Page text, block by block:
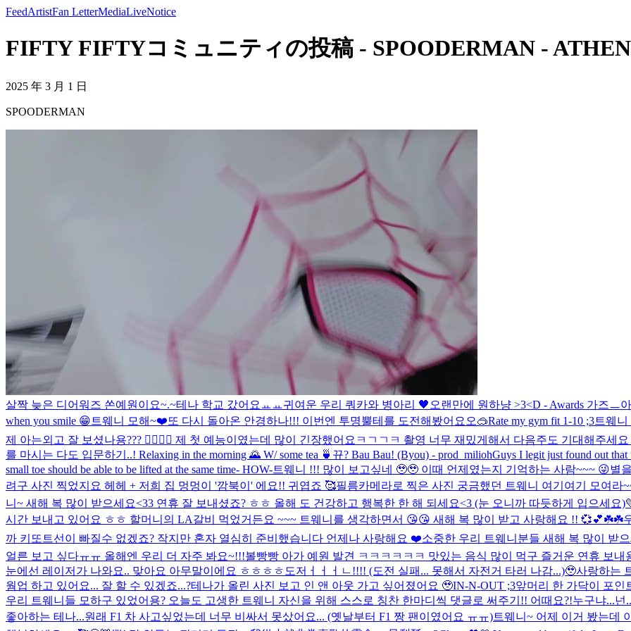
FeedArtistFan LetterMediaLiveNotice
FIFTY FIFTYコミュニティの投稿 - SPOODERMAN -
2025 年 3 月 1 日
SPOODERMAN
살짝 늦은 디어워즈 쏜예원이요~.~테나 학교 갔어요ㅛㅛ귀여운 우리 쿼카와 병아리 🖤 오랜만에 원하냥 >3<D - Awards 가즈ㅡ
when you smile 😁 트웨니 모해~❤️또 다시 돌아온 안경하나!!! 이번엔 투명뿔테를 도전해봤어요오🥽Rate my gym fit 1-10 ;3트웨
제 아는외고 잘 보셨나용??? 🤸‍♀️🤸‍♀️ 제 첫 예능이였는데 많이 긴장했어요ㅋㄱㄱㅋ 촬영 너무 재밌게해서 다음주도 기대해주세
를 마시는 다도 입문하기..! Relaxing in the morning 🌄 W/ some tea 🍵 뀨? Bau Bau! (Byou) - prod_miliohGuys I legit just found out
small toe should be able to be lifted at the same time- HOW-트웨니 !!! 많이 보고싶네 🥹🥹 이때 언제였는지 기억하는 사람~~~ 😜별
려구 사진 찍었지요 헤헤 + 저희 집 멍멍이 '깜북이' 에요!! 귀엽죠 🥰필름카메라로 찍은 사진 궁금했던 트웨니 여기여기 모여라
니~ 새해 복 많이 받으세요<33 연휴 잘 보내셨죠? ㅎㅎ 올해 도 건강하고 행복한 한 해 되세요<3 (눈 오니까 따듯하게 입으세요)
시간 보내고 있어요 ㅎㅎ 할머니의 LA갈비 먹었거든요 ~~~ 트웨니를 생각하면서 😘😘 새해 복 많이 받고 사랑해요 !! 💞💕☘️☘️
까 키또트선이 빠질수 없겠죠? 작지만 혼자 열심히 준비했습니다 언제나 사랑해요 ❤️소중한 우리 트웨니분들 새해 복 많이 받
얼른 보고 싶다ㅠㅠ 올해엔 우리 더 자주 봐요~!!!볼빵빵 아가 예원 발견 ㅋㅋㅋㅋㅋㅋ 맛있는 음식 많이 먹구 즐거운 연휴 보
눈에선 레이저가 나와요.. 맞아요 아무말이에요 ㅎㅎㅎㅎ 도저ㅓㅓㅓㄴ!!!! (도전 실패... 못해서 자전거 타러 나감...)🥹사랑하는
웜업 하고 있어요... 잘 할 수 있겠죠...?테나가 올린 사진 보고 인 앤 아웃 가고 싶어졌어요 🥹IN-N-OUT ;3앞머리 한 가닥이 포인
우리 트웨니들 모하구 있었어용? 오늘도 고생한 트웨니 자신을 위해 스스로 칭찬 한마디씩 댓글로 써주기!! 어때요?!누구냐...넌
좋아하는 테나...원래 F1 차 사고싶었는데 너무 비싸서 못샀어요... (옛날부터 F1 짱 팬이였어요 ㅠㅠ)트웨니~ 어제 이거 봤는데